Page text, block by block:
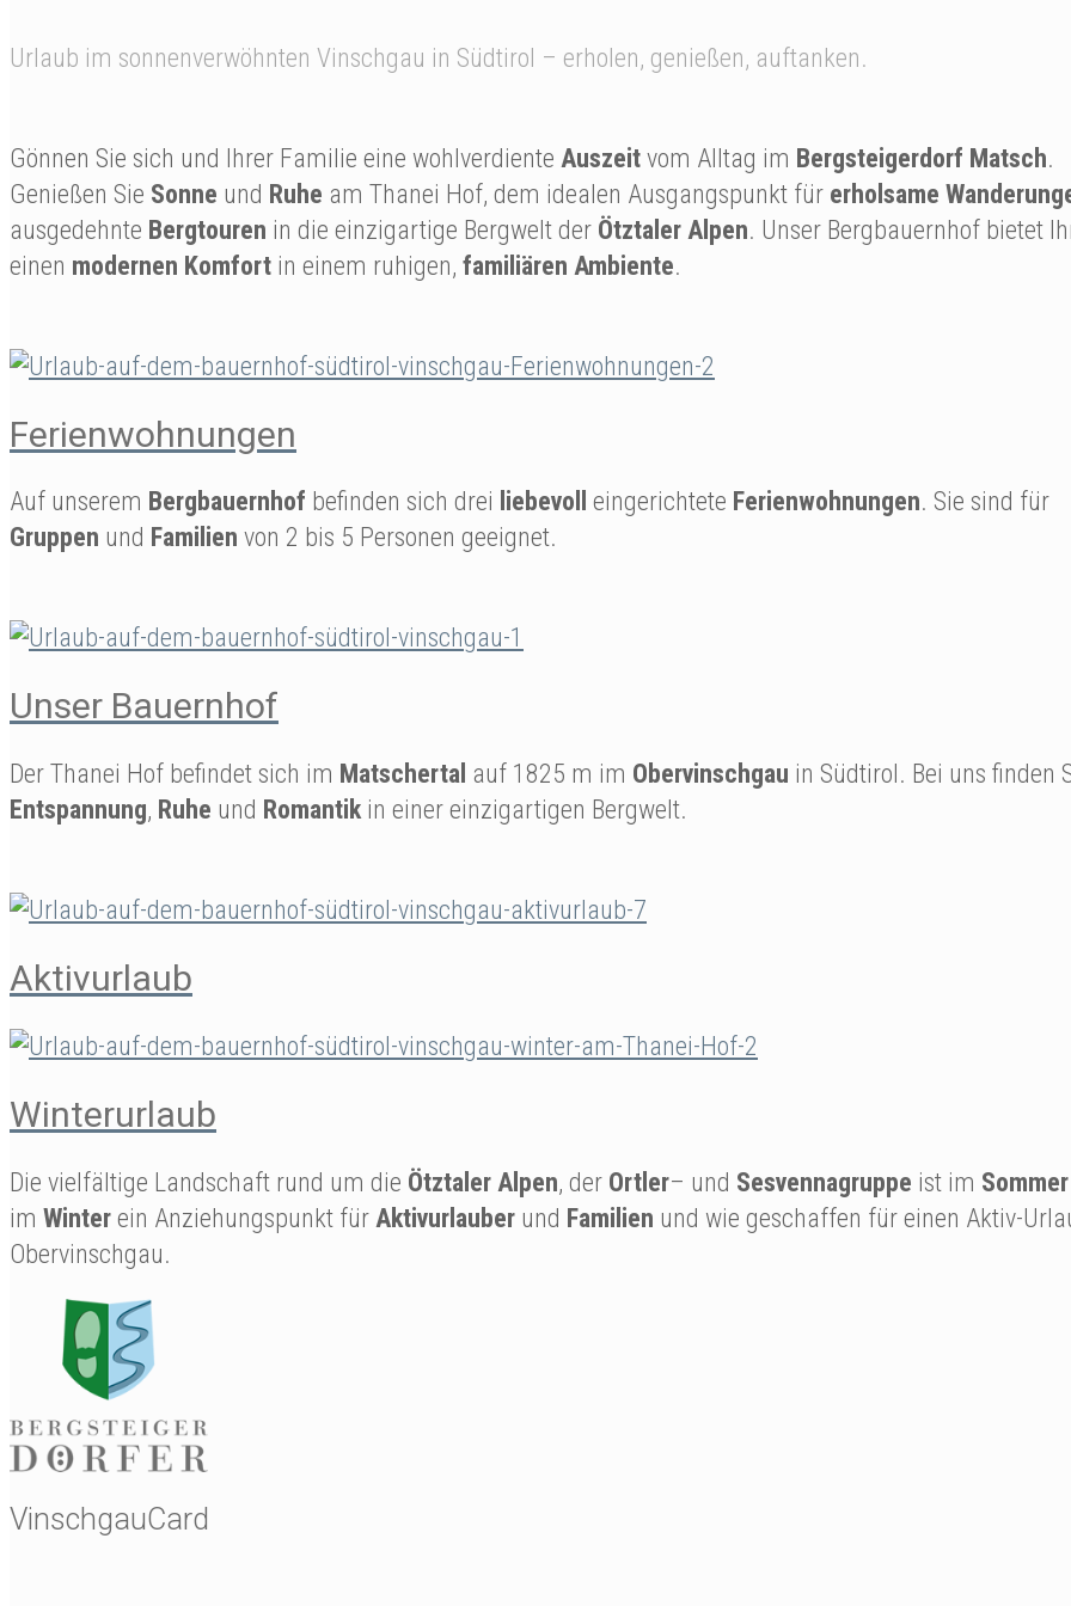
Urlaub im sonnenverwöhnten Vinschgau in Südtirol – erholen, genießen, auftanken.
Gönnen Sie sich und Ihrer Familie eine wohlverdiente Auszeit vom Alltag im Bergsteigerdorf Matsch.
Genießen Sie Sonne und Ruhe am Thanei Hof, dem idealen Ausgangspunkt für erholsame
ausgedehnte Bergtouren in die einzigartige Bergwelt der Ötztaler Alpen. Unser Bergbauernhof bietet
einen modernen Komfort in einem ruhigen, familiären Ambiente.
Ferienwohnungen
Auf unserem Bergbauernhof befinden sich drei liebevoll eingerichtete Ferienwohnungen. Sie sind für
Gruppen und Familien von 2 bis 5 Personen geeignet.
Unser Bauernhof
Der Thanei Hof befindet sich im Matschertal auf 1825 m im Obervinschgau in Südtirol. Bei uns finden
Entspannung, Ruhe und Romantikin einer einzigartigen Bergwelt.
Aktivurlaub
Winterurlaub
Die vielfältige Landschaft rund um die Ötztaler Alpen, der Ortler– und Sesvennagruppe ist im Sommer
im Winter ein Anziehungspunkt für Aktivurlauber und Familien und wie geschaffen für einen Aktiv-
Obervinschgau.
VinschgauCard